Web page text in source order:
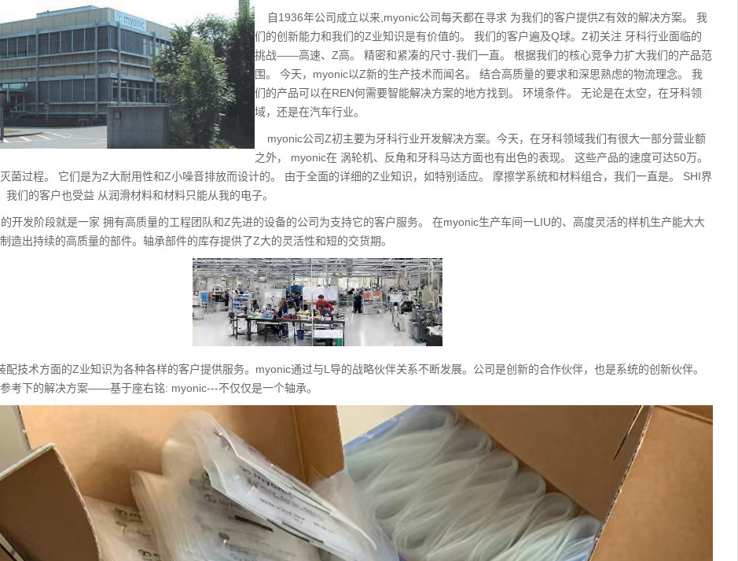
自1936年公司成立以来,myonic公司每天都在寻求 为我们的客户提供Z有效的解决方案。 我
们的创新能力和我们的Z业知识是有价值的。 我们的客户遍及Q球。Z初关注 牙科行业面临的
挑战——高速、Z高。 精密和紧凑的尺寸-我们一直。 根据我们的核心竞争力扩大我们的产品范
围。 今天，myonic以Z新的生产技术而闻名。 结合高质量的要求和深思熟虑的物流理念。 我
们的产品可以在REN何需要智能解决方案的地方找到。 环境条件。 无论是在太空，在牙科领
域，还是在汽车行业。
myonic公司Z初主要为牙科行业开发解决方案。今天，在牙科领域我们有很大一部分营业额
之外， myonic在 涡轮机、反角和牙科马达方面也有出色的表现。 这些产品的速度可达50万。
菌过程。 它们是为Z大耐用性和Z小噪音排放而设计的。 由于全面的详细的Z业知识，如特别适应。 摩擦学系统和材料组合，我们一直是。 SHI界
我们的客户也受益 从润滑材料和材料只能从我的电子。
开发阶段就是一家 拥有高质量的工程团队和Z先进的设备的公司为支持它的客户服务。 在myonic生产车间一LIU的、高度灵活的样机生产能大大
造出持续的高质量的部件。轴承部件的库存提供了Z大的灵活性和短的交货期。
配技术方面的Z业知识为各种各样的客户提供服务。myonic通过与L导的战略伙伴关系不断发展。公司是创新的合作伙伴，也是系统的创新伙伴。
考下的解决方案——基于座右铭: myonic---不仅仅是一个轴承。